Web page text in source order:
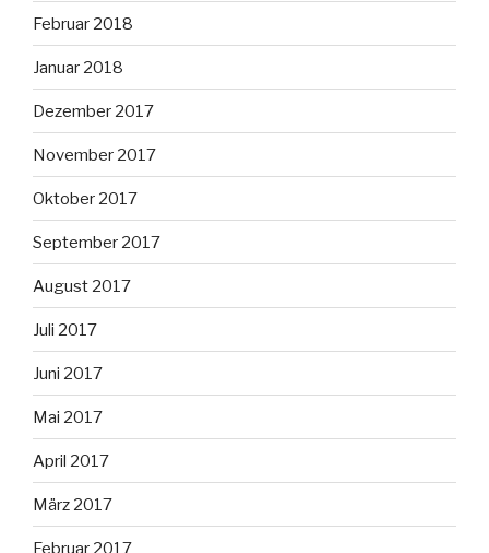
Februar 2018
Januar 2018
Dezember 2017
November 2017
Oktober 2017
September 2017
August 2017
Juli 2017
Juni 2017
Mai 2017
April 2017
März 2017
Februar 2017